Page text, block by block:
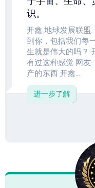
识。
开鑫 地球发展联盟
到你，包括我们每
生就是伟大的吗？
有过这种感觉 网友
产的东西 开鑫...
进一步了解